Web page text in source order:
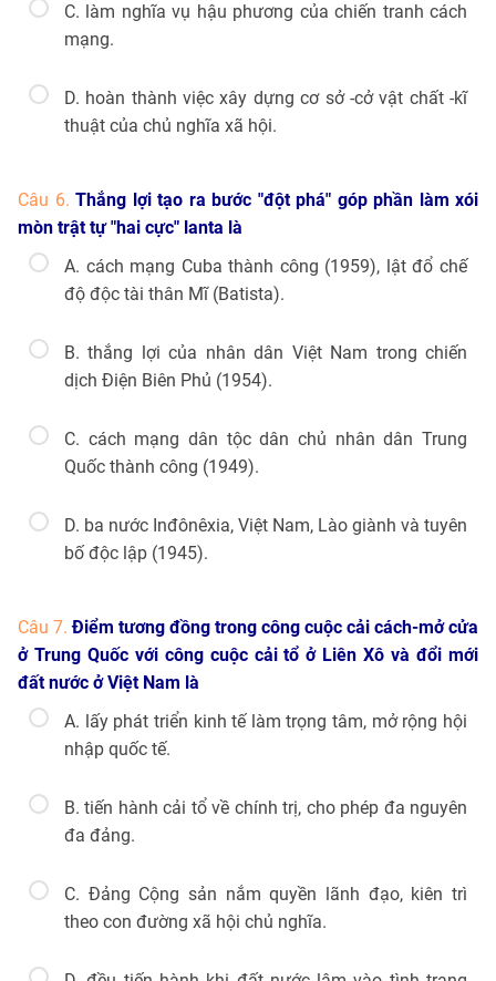
C. làm nghĩa vụ hậu phương của chiến tranh cách
mạng.
D. hoàn thành việc xây dựng cơ sở -cở vật chất -kĩ
thuật của chủ nghĩa xã hội.
Câu 6. Thắng lợi tạo ra bước "đột phá" góp phần làm xói
mòn trật tự "hai cực" lanta là
A. cách mạng Cuba thành công (1959), lật đổ chế
độ độc tài thân Mĩ (Batista).
B. thắng lợi của nhân dân Việt Nam trong chiến
dịch Điện Biên Phủ (1954).
C. cách mạng dân tộc dân chủ nhân dân Trung
Quốc thành công (1949).
D. ba nước Inđônêxia, Việt Nam, Lào giành và tuyên
bố độc lập (1945).
Câu 7.Điểm tương đồng trong công cuộc cải cách-mở cửa
ở Trung Quốc với công cuộc cải tổ ở Liên Xô và đổi mới
đất nước ở Việt Nam là
A. lấy phát triển kinh tế làm trọng tâm, mở rộng hội
nhập quốc tế.
B. tiến hành cải tổ về chính trị, cho phép đa nguyên
đa đảng.
C. Đảng Cộng sản nắm quyền lãnh đạo, kiên trì
theo con đường xã hội chủ nghĩa.